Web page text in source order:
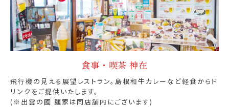
食事・喫茶 神在
飛行機の見える展望レストラン。島根和牛カレーなど軽食からド
リンクをご提供いたします。
(※出雲の國 麺家は同店舗内にございます)